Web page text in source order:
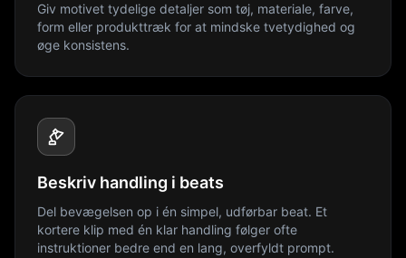
Giv motivet tydelige detaljer som tøj, materiale, farve,
form eller produkttræk for at mindske tvetydighed og
øge konsistens.
Beskriv handling i beats
Del bevægelsen op i én simpel, udførbar beat. Et
kortere klip med én klar handling følger ofte
instruktioner bedre end en lang, overfyldt prompt.